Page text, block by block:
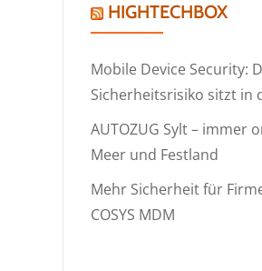
HIGHTECHBOX
Mobile Device Security:
Sicherheitsrisiko sitzt in
AUTOZUG Sylt – immer
Meer und Festland
Mehr Sicherheit für
COSYS MDM